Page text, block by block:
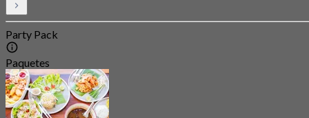
Party Pack
Paquetes